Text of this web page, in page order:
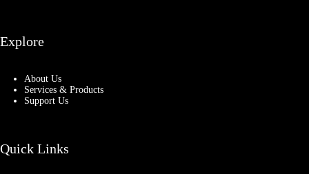
Explore
About Us
Services & Products
Support Us
Quick Links